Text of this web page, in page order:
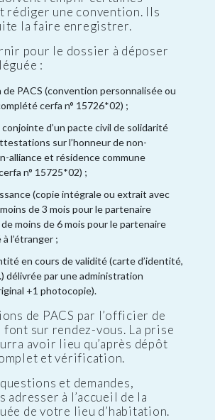
rédiger une convention. Ils
la faire enregistrer.
pour le dossier à déposer
:
PACS (convention personnalisée ou
cerfa n° 15726*02) ;
d’un pacte civil de solidarité
sur l’honneur de non-
alliance et résidence commune
n° 15725*02) ;
(copie intégrale ou extrait avec
de 3 mois pour le partenaire
moins de 6 mois pour le partenaire
l’étranger ;
en cours de validité (carte d’identité,
délivrée par une administration
+1 photocopie).
de PACS par l’officier de
font sur rendez-vous. La prise
avoir lieu qu’après dépôt
et vérification.
et demandes,
adresser à l’accueil de la
de votre lieu d’habitation.